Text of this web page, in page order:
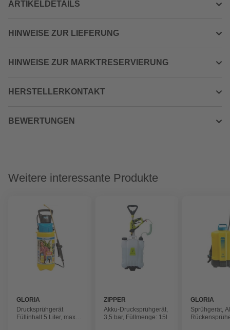
ARTIKELDETAILS
HINWEISE ZUR LIEFERUNG
HINWEISE ZUR MARKTRESERVIERUNG
HERSTELLERKONTAKT
BEWERTUNGEN
Weitere interessante Produkte
GLORIA
Drucksprühgerät
Füllinhalt 5 Liter, max.
ZIPPER
Akku-Drucksprühgerät,
3,5 bar, Füllmenge: 15l
GLORIA
Sprühgerät,